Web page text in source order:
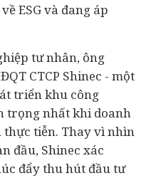
ESG và đang áp
tư nhân, ông
CTCP Shinec - một
triển khu công
trọng nhất khi doanh
thực tiễn. Thay vì nhìn
đầu, Shinec xác
đẩy thu hút đầu tư